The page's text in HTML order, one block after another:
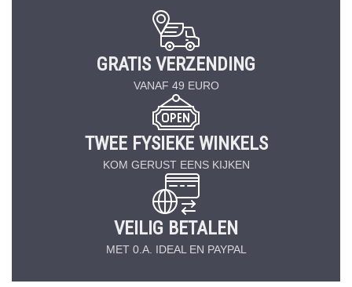
GRATIS VERZENDING
VANAF 49 EURO
TWEE FYSIEKE WINKELS
KOM GERUST EENS KIJKEN
VEILIG BETALEN
MET 0.A. IDEAL EN PAYPAL